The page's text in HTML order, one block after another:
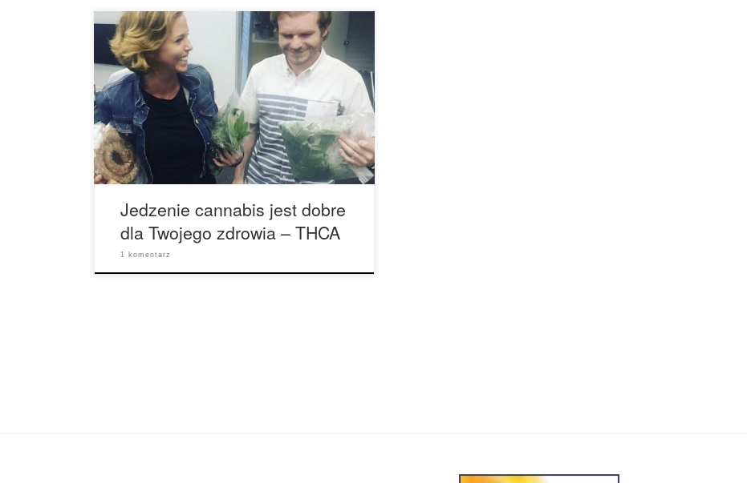
THCA lub kwas tetrahydrokannabinolowy, znalazł
się w centrum uwagi z dobrych powodów. To jest
coś, co nazywamy mocnym kannabinoidem.
THCA jest prekursorem THC, nie jest
psychoaktywne i znajduje się w surowej roślinie
cannabis. THCA przekształca się w THC tylko po
podgrzaniu (proces znany jako dekarboksylacja),
i wtedy nabiera działania psychotropowego. […]
Jedzenie cannabis jest dobre
dla Twojego zdrowia – THCA
1 komentarz